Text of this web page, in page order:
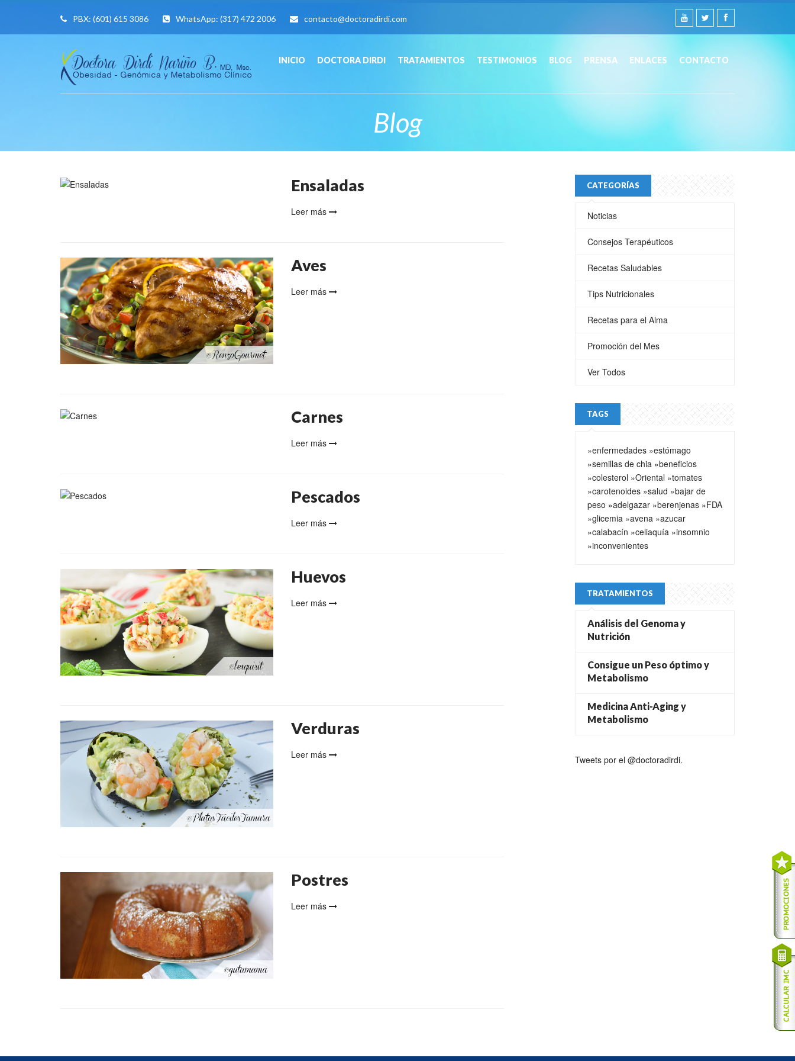
PBX: (601) 615 3086 WhatsApp: (317) 472 2006 contacto@doctoradirdi.com
INICIO DOCTORA DIRDI TRATAMIENTOS TESTIMONIOS BLOG PRENSA ENLACES CONTACTO
Blog
Ensaladas
Leer más
Aves
Leer más
Carnes
Leer más
Pescados
Leer más
Huevos
Leer más
Verduras
Leer más
Postres
Leer más
CATEGORÍAS
Noticias
Consejos Terapéuticos
Recetas Saludables
Tips Nutricionales
Recetas para el Alma
Promoción del Mes
Ver Todos
TAGS
»enfermedades »estómago
»semillas de chia »beneficios
»colesterol »Oriental »tomates
»carotenoides »salud »bajar de
peso »adelgazar »berenjenas »FDA
»glicemia »avena »azucar
»calabacín »celiaquía »insomnio
»inconvenientes
TRATAMIENTOS
Análisis del Genoma y
Nutrición
Consigue un Peso óptimo y
Metabolismo
Medicina Anti-Aging y
Metabolismo
Tweets por el @doctoradirdi.